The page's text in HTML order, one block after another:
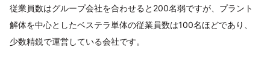
従業員数はグループ会社を合わせると200名弱ですが、プラント
解体を中心としたベステラ単体の従業員数は100名ほどであり、
少数精鋭で運営している会社です。